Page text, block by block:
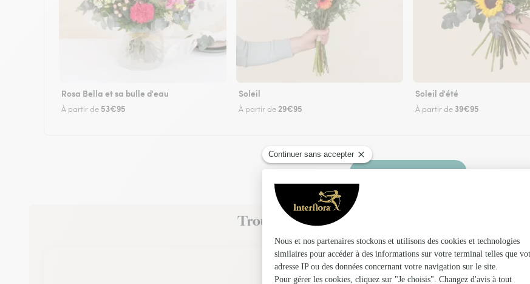
Rosa Bella et sa bulle d'eau
À partir de 53€95
Soleil
À partir de 29€95
Soleil d'été
À partir de 39€95
Faire livrer des fleurs
Trouvez un fleuriste Interflora à Pujols et dans